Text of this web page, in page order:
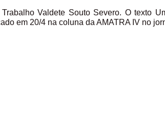
Valdete Souto Severo. O texto
em 20/4 na coluna da AMATRA IV no